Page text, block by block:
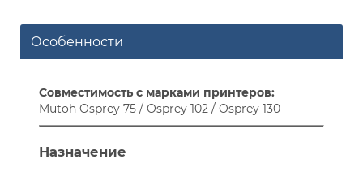
Особенности
Совместимость с марками принтеров:
Mutoh Osprey 75 / Osprey 102 / Osprey 130
Назначение